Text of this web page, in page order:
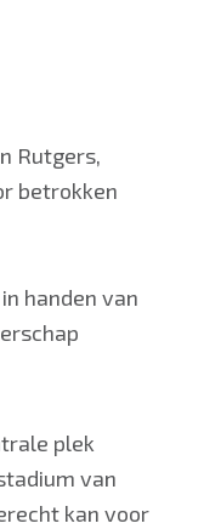
Rutgers,
betrokken
handen van
plek
van
kan voor